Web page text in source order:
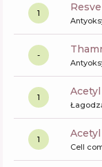
1
-
1
1
Cell